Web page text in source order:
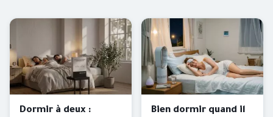
Dormir à deux :
Bien dormir quand il